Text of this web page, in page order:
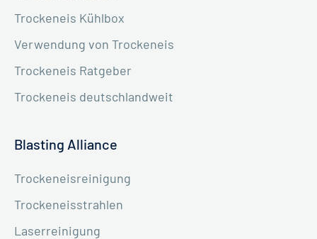
Trockeneis Kühlbox
Verwendung von Trockeneis
Trockeneis Ratgeber
Trockeneis deutschlandweit
Blasting Alliance
Trockeneisreinigung
Trockeneisstrahlen
Laserreinigung